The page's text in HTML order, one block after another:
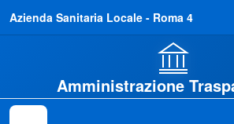
Azienda Sanitaria Locale - Roma 4
Amministrazione